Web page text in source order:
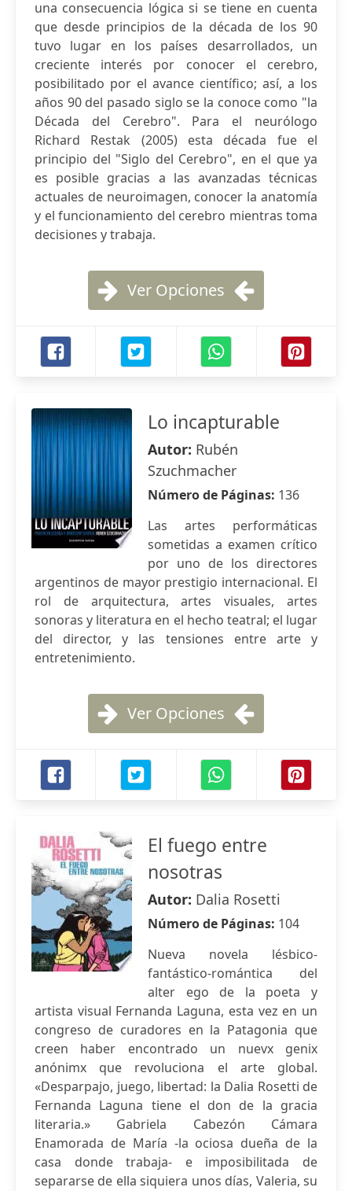
una consecuencia lógica si se tiene en cuenta
que desde principios de la década de los 90
tuvo lugar en los países desarrollados, un
creciente interés por conocer el cerebro,
posibilitado por el avance científico; así, a los
años 90 del pasado siglo se la conoce como "la
Década del Cerebro". Para el neurólogo
Richard Restak (2005) esta década fue el
principio del "Siglo del Cerebro", en el que ya
es posible gracias a las avanzadas técnicas
actuales de neuroimagen, conocer la anatomía
y el funcionamiento del cerebro mientras toma
decisiones y trabaja.
Ver Opciones
Lo incapturable
Autor: Rubén
Szuchmacher
Número de Páginas: 136
Las artes performáticas
sometidas a examen crítico
por uno de los directores
argentinos de mayor prestigio internacional. El
rol de arquitectura, artes visuales, artes
sonoras y literatura en el hecho teatral; el lugar
del director, y las tensiones entre arte y
entretenimiento.
Ver Opciones
El fuego entre
nosotras
Autor: Dalia Rosetti
Número de Páginas: 104
Nueva novela lésbico-
fantástico-romántica del
alter ego de la poeta y
artista visual Fernanda Laguna, esta vez en un
congreso de curadores en la Patagonia que
creen haber encontrado un nuevx genix
anónimx que revoluciona el arte global.
«Desparpajo, juego, libertad: la Dalia Rosetti de
Fernanda Laguna tiene el don de la gracia
literaria.» Gabriela Cabezón Cámara
Enamorada de María -la ociosa dueña de la
casa donde trabaja- e imposibilitada de
separarse de ella siquiera unos días, Valeria, su